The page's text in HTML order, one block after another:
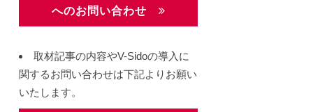
へのお問い合わせ
取材記事の内容やV-Sidoの導入に
関するお問い合わせは下記よりお願い
いたします。